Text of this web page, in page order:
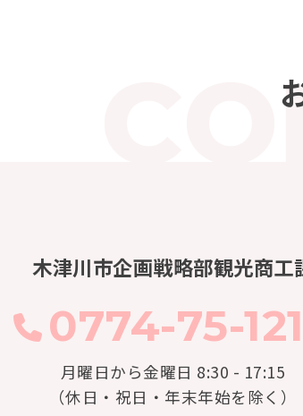
木津川市企画戦略部観光商工
0774-75-
月曜日から金曜日 8:30 - 17:15
（休日・祝日・年末年始を除く）